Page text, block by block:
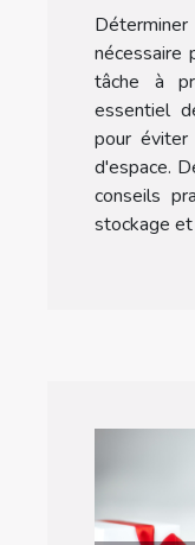
nécessaire
tâche à
essentiel
pour
d'espace.
conseils
stockage et